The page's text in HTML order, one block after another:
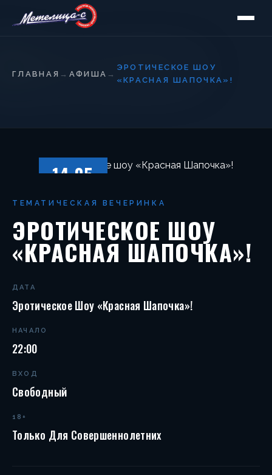
ГЛАВНАЯ → АФИША →
ЭРОТИЧЕСКОЕ ШОУ
«КРАСНАЯ ШАПОЧКА»!
14.05
ТЕМАТИЧЕСКАЯ ВЕЧЕРИНКА
ЭРОТИЧЕСКОЕ ШОУ
«КРАСНАЯ ШАПОЧКА»!
ДАТА
Эротическое Шоу «Красная Шапочка»!
НАЧАЛО
22:00
ВХОД
Свободный
18+
Только Для Совершеннолетних